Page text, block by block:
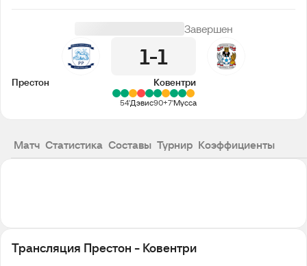
Завершен
1 1
Престон Ковентри
54'Дэвис90+7'Мусса
Матч Статистика Составы Турнир Коэффициенты
Трансляция Престон - Ковентри